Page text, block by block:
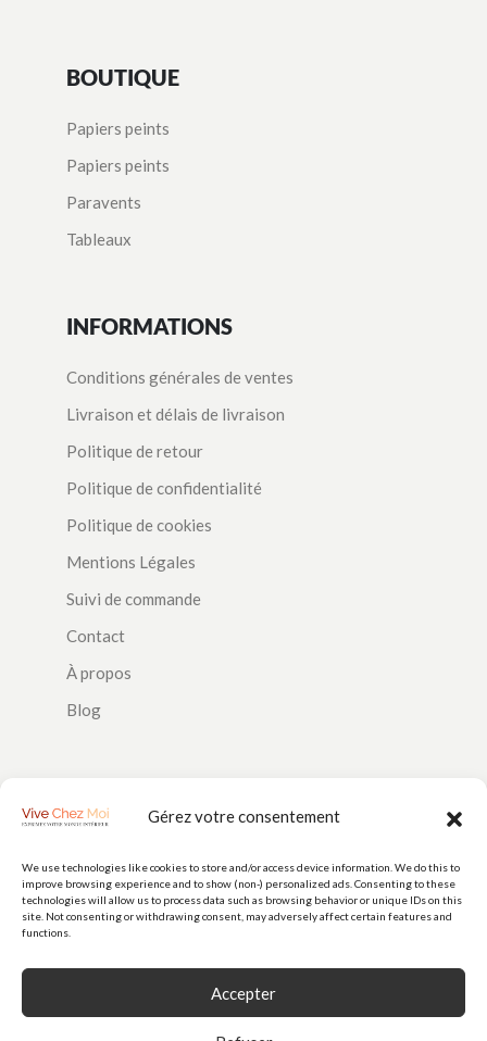
Gérez votre consentement
We use technologies like cookies to store and/or access device information. We do this to
improve browsing experience and to show (non-) personalized ads. Consenting to these
technologies will allow us to process data such as browsing behavior or unique IDs on this
site. Not consenting or withdrawing consent, may adversely affect certain features and
functions.
Accepter
BOUTIQUE
Papiers peints
Papiers peints
Paravents
Tableaux
INFORMATIONS
Conditions générales de ventes
Livraison et délais de livraison
Politique de retour
Politique de confidentialité
Politique de cookies
Mentions Légales
Suivi de commande
Contact
À propos
Blog
PAIEMENTS